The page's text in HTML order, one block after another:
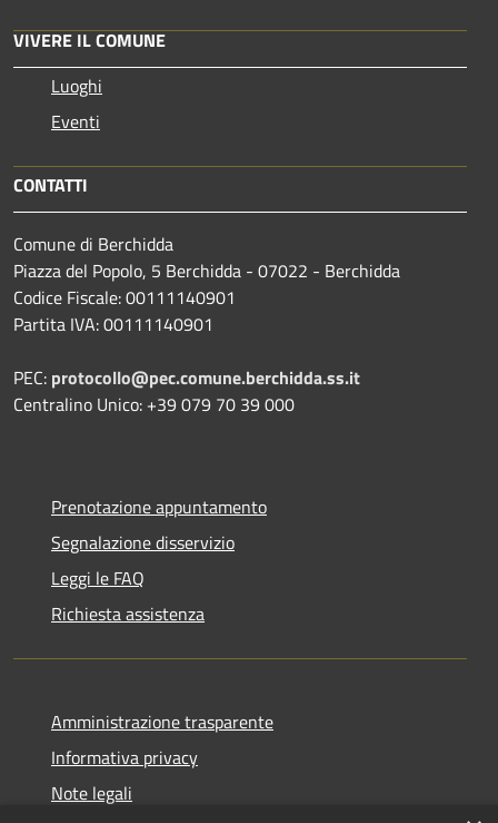
VIVERE IL COMUNE
Luoghi
Eventi
CONTATTI
Comune di Berchidda
Piazza del Popolo, 5 Berchidda - 07022 - Berchidda
Codice Fiscale: 00111140901
Partita IVA: 00111140901
PEC: protocollo@pec.comune.berchidda.ss.it
Centralino Unico: +39 079 70 39 000
Prenotazione appuntamento
Segnalazione disservizio
Leggi le FAQ
Richiesta assistenza
Amministrazione trasparente
Informativa privacy
Note legali